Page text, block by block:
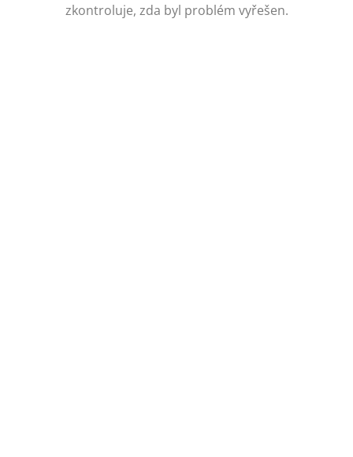
zkontroluje, zda byl problém vyřešen.